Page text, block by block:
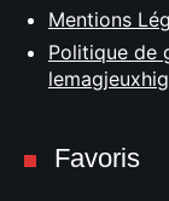
Mentions
Politique de
Favoris